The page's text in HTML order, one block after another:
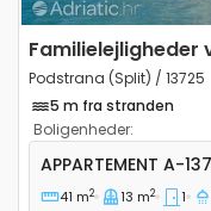
Familielejligheder
Podstrana (Split) / 13725
5 m fra stranden
Boligenheder:
Etværelses
APPARTEMENT A-
41 m2 13 m2 1